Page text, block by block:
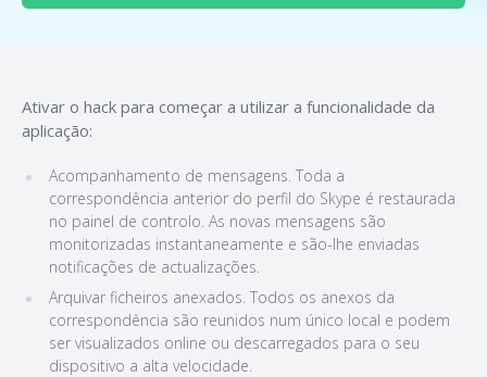
Ativar o hack para começar a utilizar a funcionalidade da
aplicação:
Acompanhamento de mensagens. Toda a
correspondência anterior do perfil do Skype é restaurada
no painel de controlo. As novas mensagens são
monitorizadas instantaneamente e são-lhe enviadas
notificações de actualizações.
Arquivar ficheiros anexados. Todos os anexos da
correspondência são reunidos num único local e podem
ser visualizados online ou descarregados para o seu
dispositivo a alta velocidade.